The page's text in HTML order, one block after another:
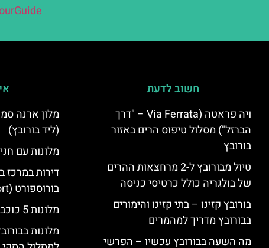
חשוב לדעת
ויה פראטה (Via Ferrata – "דרך
הברזל") מסלול טיפוס הרים באזור
בורובץ
טיול מבורובץ ל-2 מרחצאות ההרים
של בולגריה כולל כרטיסי כניסה
בורובץ קזינו – בתי קזינו והימורים
בבורובץ מדריך למהמרים
מה השעה בבורובץ עכשיו – הפרשי
(ליד בורובץ)
מלונות עם
דירות במרכז
בורוספורט (Borosport)
מלונות 5 כוכבים בבורובץ
מלונות